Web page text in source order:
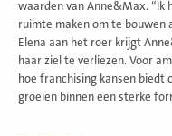
waarden van Anne&Max. “Ik
ruimte maken om te bouwen
Elena aan het roer krijgt
haar ziel te verliezen. Voor
hoe franchising kansen biedt
groeien binnen een sterke